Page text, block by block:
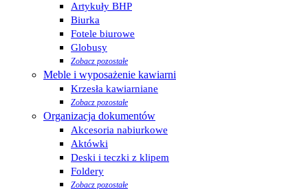
Artykuły BHP
Biurka
Fotele biurowe
Globusy
Zobacz pozostałe
Meble i wyposażenie kawiarni
Krzesła kawiarniane
Zobacz pozostałe
Organizacja dokumentów
Akcesoria nabiurkowe
Aktówki
Deski i teczki z klipem
Foldery
Zobacz pozostałe